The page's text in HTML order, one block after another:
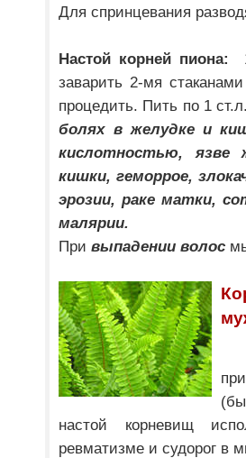
Для спринцевания
Настой корней пиона:
заварить 2-мя
процедить. Пить по 1
болях в желудке и
кислотностью, язве
кишки, геморрое,
эрозии, раке матки,
малярии.
Привыпадении волос
настой корневищ
ревматизме и судорог в